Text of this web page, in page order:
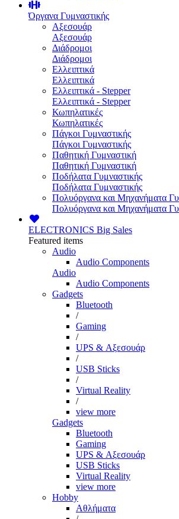
Όργανα Γυμναστικής
Αξεσουάρ
Αξεσουάρ
Διάδρομοι
Διάδρομοι
Ελλειπτικά
Ελλειπτικά
Ελλειπτικά - Stepper
Ελλειπτικά - Stepper
Κωπηλατικές
Κωπηλατικές
Πάγκοι Γυμναστικής
Πάγκοι Γυμναστικής
Παθητική Γυμναστική
Παθητική Γυμναστική
Ποδήλατα Γυμναστικής
Ποδήλατα Γυμναστικής
Πολυόργανα και Μηχανήματα
Πολυόργανα και Μηχανήματα
ELECTRONICS Big Sales
Featured items
Audio
Audio Components
Audio
Audio Components
Gadgets
Bluetooth
/
Gaming
/
UPS & Αξεσουάρ
/
USB Sticks
/
Virtual Reality
/
view more
Gadgets
Bluetooth
Gaming
UPS & Αξεσουάρ
USB Sticks
Virtual Reality
view more
Hobby
Αθλήματα